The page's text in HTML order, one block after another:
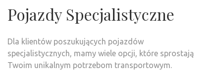
Pojazdy Specjalistyczne
Dla klientów poszukujących pojazdów
specjalistycznych, mamy wiele opcji, które sprostają
Twoim unikalnym potrzebom transportowym.